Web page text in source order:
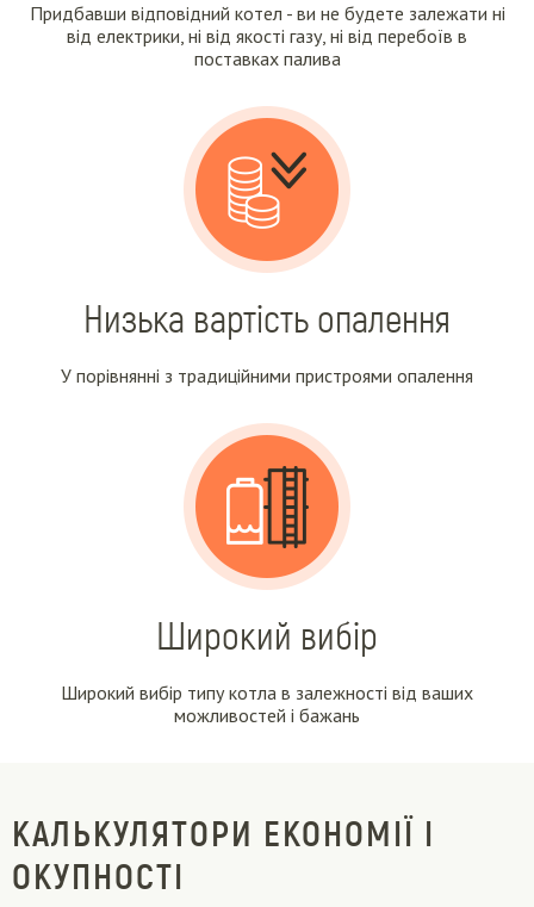
Придбавши відповідний котел - ви не будете залежати ні
від електрики, ні від якості газу, ні від перебоїв в
поставках палива
Низька вартість опалення
У порівнянні з традиційними пристроями опалення
Широкий вибір
Широкий вибір типу котла в залежності від ваших
можливостей і бажань
КАЛЬКУЛЯТОРИ ЕКОНОМІЇ І
ОКУПНОСТІ